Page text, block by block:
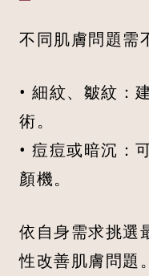
不同肌膚問題需
• 細紋、皺紋：
術。
• 痘痘或暗沉：
顏機。
依自身需求挑選
性改善肌膚問題。